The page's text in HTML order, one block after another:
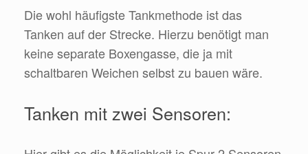
Die wohl häufigste Tankmethode ist das
Tanken auf der Strecke. Hierzu benötigt man
keine separate Boxengasse, die ja mit
schaltbaren Weichen selbst zu bauen wäre.
Tanken mit zwei Sensoren: